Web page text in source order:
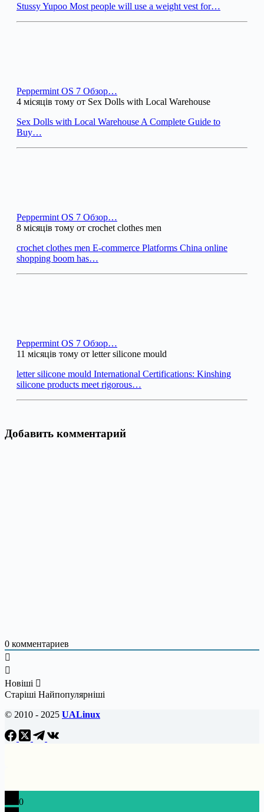
Stussy Yupoo Most people will use a weight vest for…
Peppermint OS 7 Обзор…
4 місяців тому от Sex Dolls with Local Warehouse
Sex Dolls with Local Warehouse A Complete Guide to
Buy…
Peppermint OS 7 Обзор…
8 місяців тому от crochet clothes men
crochet clothes men E-commerce Platforms China online
shopping boom has…
Peppermint OS 7 Обзор…
11 місяців тому от letter silicone mould
letter silicone mould International Certifications: Kinshing
silicone products meet rigorous…
Добавить комментарий
0 комментариев
Новіші
Старіші Найпопулярніші
© 2010 - 2025 UALinux
0